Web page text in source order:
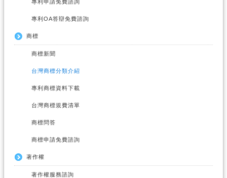
專利申請免費諮詢
專利OA答辯免費諮詢
商標
商標新聞
台灣商標分類介紹
專利商標資料下載
台灣商標規費清單
商標問答
商標申請免費諮詢
著作權
著作權服務諮詢